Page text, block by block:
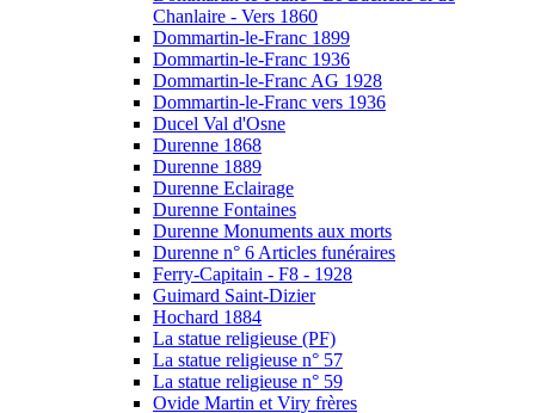
Chanlaire - Vers 1860
Dommartin-le-Franc 1899
Dommartin-le-Franc 1936
Dommartin-le-Franc AG 1928
Dommartin-le-Franc vers 1936
Ducel Val d'Osne
Durenne 1868
Durenne 1889
Durenne Eclairage
Durenne Fontaines
Durenne Monuments aux morts
Durenne n° 6 Articles funéraires
Ferry-Capitain - F8 - 1928
Guimard Saint-Dizier
Hochard 1884
La statue religieuse (PF)
La statue religieuse n° 57
La statue religieuse n° 59
Ovide Martin et Viry frères